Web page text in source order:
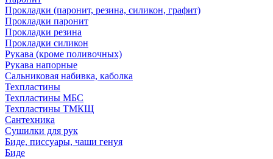
Прокладки (паронит, резина, силикон, графит)
Прокладки паронит
Прокладки резина
Прокладки силикон
Рукава (кроме поливочных)
Рукава напорные
Сальниковая набивка, каболка
Техпластины
Техпластины МБС
Техпластины ТМКЩ
Сантехника
Сушилки для рук
Биде, писсуары, чаши генуя
Биде